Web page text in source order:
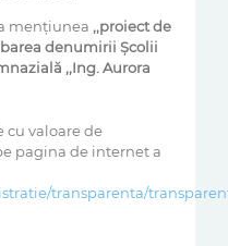
menţiunea ,,proiect de
denumirii Școlii
,,Ing. Aurora
cu valoare de
pagina de internet a
transparenta/